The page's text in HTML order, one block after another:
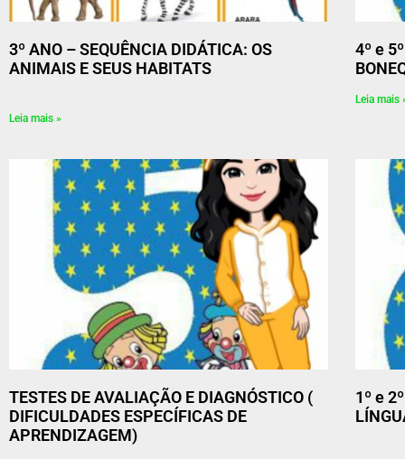
3º ANO – SEQUÊNCIA DIDÁTICA: OS
ANIMAIS E SEUS HABITATS
Leia mais »
4º e
Leia mais
TESTES DE AVALIAÇÃO E DIAGNÓSTICO (
DIFICULDADES ESPECÍFICAS DE
APRENDIZAGEM)
1º e